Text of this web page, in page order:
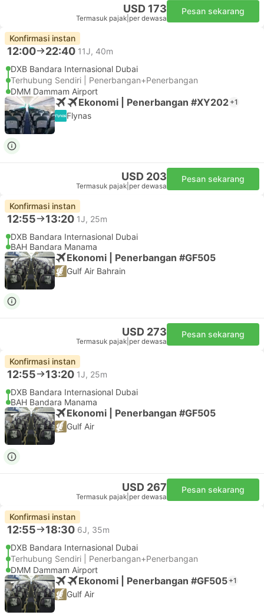
USD 173
Termasuk pajak per dewasa
Pesan sekarang
Konfirmasi instan
12:00 22:40 11J, 40m
DXB Bandara Internasional Dubai
Terhubung Sendiri | Penerbangan+Penerbangan
DMM Dammam Airport
Ekonomi | Penerbangan #XY202 +1
Flynas
USD 203
Termasuk pajak per dewasa
Pesan sekarang
Konfirmasi instan
12:55 13:20 1J, 25m
DXB Bandara Internasional Dubai
BAH Bandara Manama
Ekonomi | Penerbangan #GF505
Gulf Air Bahrain
USD 273
Termasuk pajak per dewasa
Pesan sekarang
Konfirmasi instan
12:55 13:20 1J, 25m
DXB Bandara Internasional Dubai
BAH Bandara Manama
Ekonomi | Penerbangan #GF505
Gulf Air
USD 267
Termasuk pajak per dewasa
Pesan sekarang
Konfirmasi instan
12:55 18:30 6J, 35m
DXB Bandara Internasional Dubai
Terhubung Sendiri | Penerbangan+Penerbangan
DMM Dammam Airport
Ekonomi | Penerbangan #GF505 +1
Gulf Air